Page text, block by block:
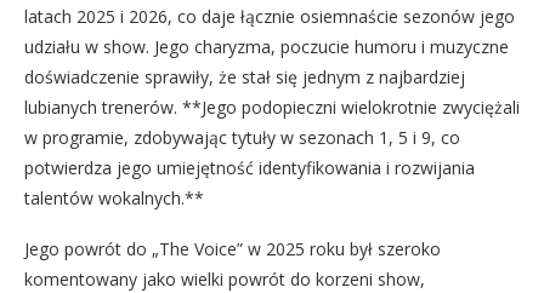
latach 2025 i 2026, co daje łącznie osiemnaście sezonów jego
udziału w show. Jego charyzma, poczucie humoru i muzyczne
doświadczenie sprawiły, że stał się jednym z najbardziej
lubianych trenerów. **Jego podopieczni wielokrotnie zwyciężali
w programie, zdobywając tytuły w sezonach 1, 5 i 9, co
potwierdza jego umiejętność identyfikowania i rozwijania
talentów wokalnych.**
Jego powrót do „The Voice” w 2025 roku był szeroko
komentowany jako wielki powrót do korzeni show,